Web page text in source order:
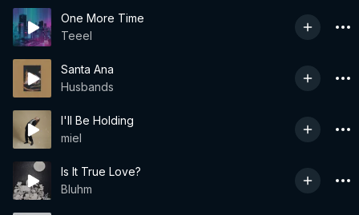
One More Time
Teeel
Santa Ana
Husbands
I'll Be Holding
miel
Is It True Love?
Bluhm